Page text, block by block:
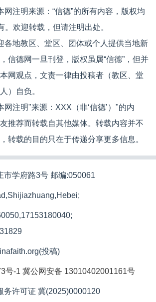
网注明来源：“信德”的所有内容，版权均
。欢迎转载，但请注明出处。
各地教区、堂区、团体或个人提供当地新
信德网一旦刊登，版权虽属“信德”，但并
网观点，文责一律由投稿者（教区、堂
）自负。
网注明"来源：XXX（非‘信德’）"的内
推荐而转载自其他媒体。转载内容并不
转载的目的只在于传递分享更多信息。
市学府路3号 邮编:050061
投稿)
号-1 冀公网安备 13010402001161号
务许可证 冀(2025)0000120